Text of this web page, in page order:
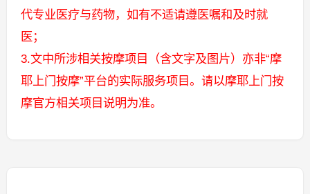
代专业医疗与药物，如有不适请遵医嘱和及时就
医；
3.文中所涉相关按摩项目（含文字及图片）亦非“摩
耶上门按摩”平台的实际服务项目。请以摩耶上门按
摩官方相关项目说明为准。